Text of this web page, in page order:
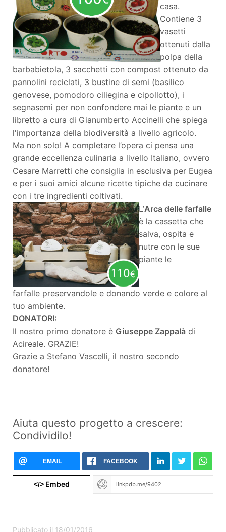
casa.
Contiene 3
vasetti
ottenuti dalla
polpa della
barbabietola, 3 sacchetti con compost ottenuto da
pannolini reciclati, 3 bustine di semi (basilico
genovese, pomodoro ciliegina e cipollotto), i
segnasemi per non confondere mai le piante e un
libretto a cura di Gianumberto Accinelli che spiega
l'importanza della biodiversità a livello agricolo.
Ma non solo! A completare l’opera ci pensa una
grande eccellenza culinaria a livello Italiano, ovvero
Cesare Marretti che consiglia in esclusiva per Eugea
e per i suoi amici alcune ricette tipiche da cucinare
con i tre ingredienti coltivati.
L’Arca delle farfalle
è la cassetta che
salva, ospita e
nutre con le sue
piante le
farfalle preservandole e donando verde e colore al
tuo ambiente.
DONATORI:
Il nostro primo donatore è Giuseppe Zappalà di
Acireale. GRAZIE!
Grazie a Stefano Vascelli, il nostro secondo
donatore!
Aiuta questo progetto a crescere:
Condividilo!
EMAIL FACEBOOK
</>Embed
Pubblicato il 18/01/2016